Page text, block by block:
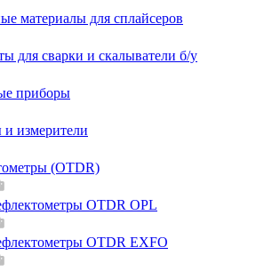
материалы для сплайсеров
для сварки и скалыватели б/у
приборы
и измерители
(OTDR)
OTDR OPL
OTDR EXFO